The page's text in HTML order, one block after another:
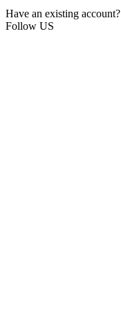
Have an existing account?
Follow US